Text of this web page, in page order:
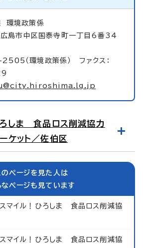
環境政策係
市中区国泰寺町一丁目6番34
（環境政策係） ファクス：
しま 食品ロス削減協力
ケット／佐伯区
のページを見た人は
なページも見ています
マイル！ひろしま 食品ロス削減協
マイル！ひろしま 食品ロス削減協